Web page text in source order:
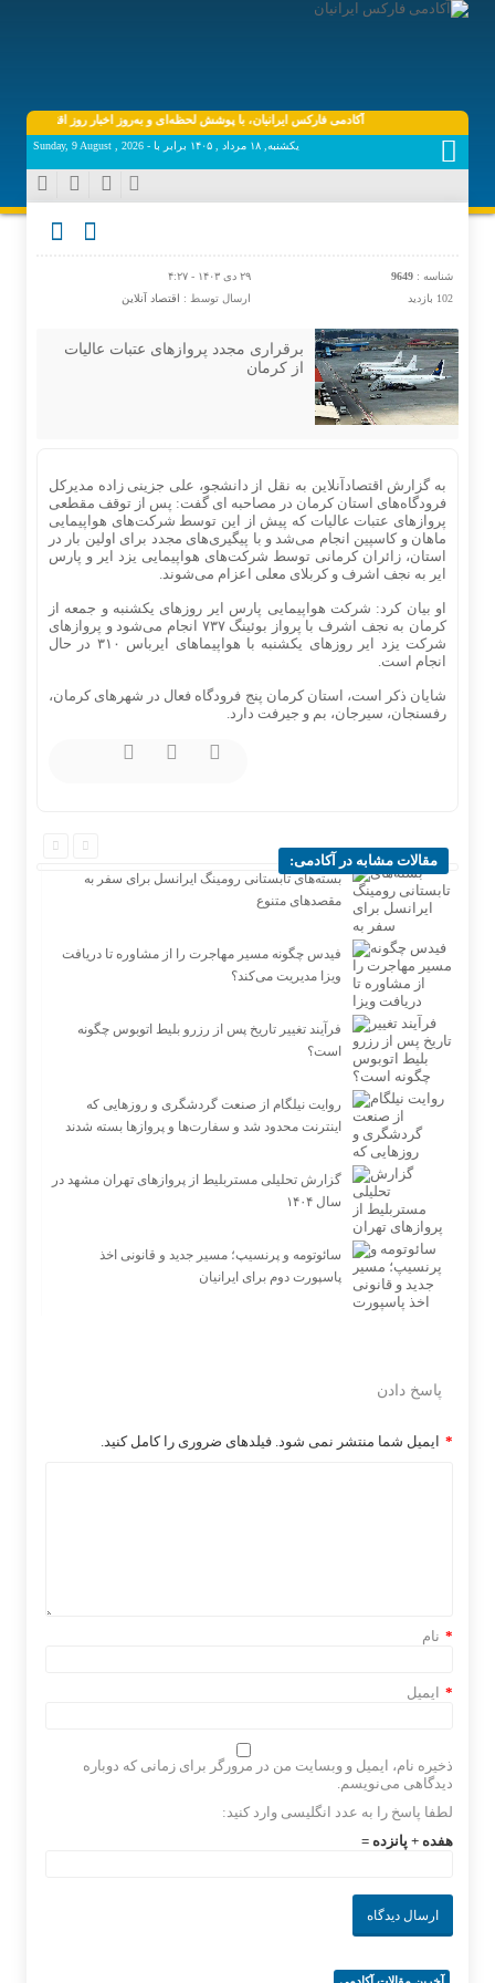
آکادمی فارکس ایرانیان، با پوشش لحظه‌ای و به‌روز اخبار روز اقتصاد دیجیتال
یکشنبه, ۱۸ مرداد , ۱۴۰۵ برابر با - Sunday, 9 August , 2026
شناسه : 9649
۲۹ دی ۱۴۰۳ - ۴:۲۷
102 بازدید
ارسال توسط : اقتصاد آنلاین
برقراری مجدد پروازهای عتبات عالیات
از کرمان
به گزارش اقتصادآنلاین به نقل از دانشجو، علی جزینی زاده مدیرکل
فرودگاه‌های استان کرمان در مصاحبه ای گفت: پس از توقف مقطعی
پرواز‌های عتبات عالیات که پیش از این توسط شرکت‌های هواپیمایی
ماهان و کاسپین انجام می‌شد و با پیگیری‌های مجدد برای اولین بار در
استان، زائران کرمانی توسط شرکت‌های هواپیمایی یزد ایر و پارس
ایر به نجف اشرف و کربلای معلی اعزام می‌شوند.
او بیان کرد: شرکت هواپیمایی پارس ایر روز‌های یکشنبه و جمعه از
کرمان به نجف اشرف با پرواز بوئینگ ۷۳۷ انجام می‌شود و پرواز‌های
شرکت یزد ایر روز‌های یکشنبه با هواپیما‌های ایرباس ۳۱۰ در حال
انجام است.
شایان ذکر است، استان کرمان پنج فرودگاه فعال در شهر‌های کرمان،
رفسنجان، سیرجان، بم و جیرفت دارد.
مقالات مشابه در آکادمی:
بسته‌های تابستانی رومینگ ایرانسل برای سفر به
مقصدهای متنوع
فیدس چگونه مسیر مهاجرت را از مشاوره تا دریافت
ویزا مدیریت می‌کند؟
فرآیند تغییر تاریخ پس از رزرو بلیط اتوبوس چگونه
است؟
روایت نیلگام از صنعت گردشگری و روزهایی که
اینترنت محدود شد و سفارت‌ها و پروازها بسته شدند
گزارش تحلیلی مستربلیط از پروازهای تهران مشهد در
سال ۱۴۰۴
سائوتومه و پرنسیپ؛ مسیر جدید و قانونی اخذ
پاسپورت دوم برای ایرانیان
پاسخ دادن
ایمیل شما منتشر نمی شود. فیلدهای ضروری را کامل کنید. *
نام *
ایمیل *
ذخیره نام، ایمیل و وبسایت من در مرورگر برای زمانی که دوباره
دیدگاهی می‌نویسم.
لطفا پاسخ را به عدد انگلیسی وارد کنید:
هفده + پانزده =